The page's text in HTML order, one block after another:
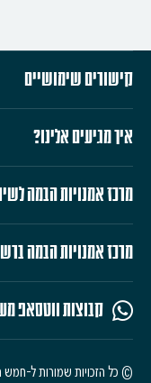
קישורים שימושיים
איך מגיעים אלינו?
מרכז אמנויות הבמה
מרכז אמנויות הבמה
קבוצות ווטסאפ
© כל הזכויות שמורות ל-חמש